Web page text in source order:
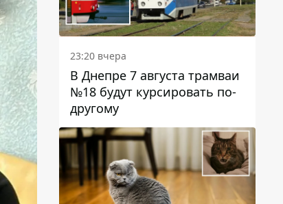
23:20 вчера
В Днепре 7 августа трамваи
№18 будут курсировать по-
другому